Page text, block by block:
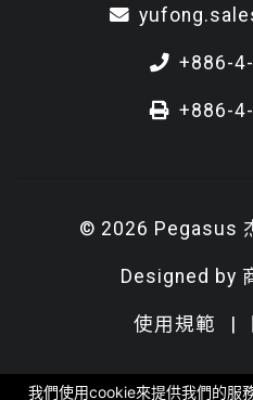
+886-
+886-
© 2026 Pegasus
Designed by
使用規範 |
我們使用cookie來提供我們的服